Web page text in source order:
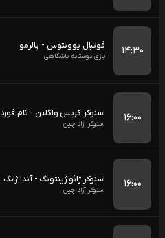
۱۴:۳۰ فوتبال یوونتوس - پالرمو
بازی دوستانه باشگاهی
۱۶:۰۰ اسنوکر کریس واکلین - تام فورد
اسنوکر آزاد چین
۱۶:۰۰ اسنوکر ژائو ژینتونگ - آندا ژانگ
اسنوکر آزاد چین